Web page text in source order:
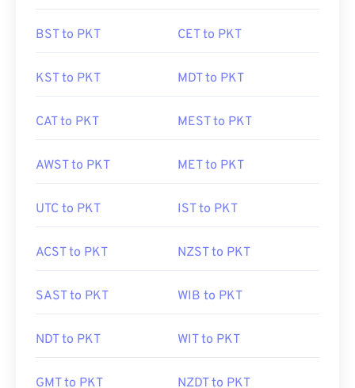
BST to PKT CET to PKT
KST to PKT MDT to PKT
CAT to PKT MEST to PKT
AWST to PKT MET to PKT
UTC to PKT IST to PKT
ACST to PKT NZST to PKT
SAST to PKT WIB to PKT
NDT to PKT WIT to PKT
GMT to PKT NZDT to PKT